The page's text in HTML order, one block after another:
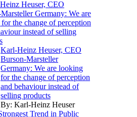
Karl-Heinz Heuser, CEO
Burson-Marsteller
Germany: We are looking
for the change of perception
and behaviour instead of
selling products
By: Karl-Heinz Heuser